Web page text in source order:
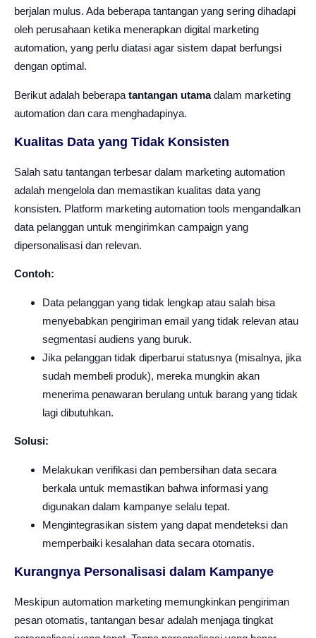
berjalan mulus. Ada beberapa tantangan yang sering dihadapi
oleh perusahaan ketika menerapkan digital marketing
automation, yang perlu diatasi agar sistem dapat berfungsi
dengan optimal.
Berikut adalah beberapa tantangan utamadalam marketing
automation dan cara menghadapinya.
Kualitas Data yang Tidak Konsisten
Salah satu tantangan terbesar dalam marketing automation
adalah mengelola dan memastikan kualitas data yang
konsisten. Platform marketing automation tools mengandalkan
data pelanggan untuk mengirimkan campaign yang
dipersonalisasi dan relevan.
Contoh:
Data pelanggan yang tidak lengkap atau salah bisa
menyebabkan pengiriman email yang tidak relevan atau
segmentasi audiens yang buruk.
Jika pelanggan tidak diperbarui statusnya (misalnya, jika
sudah membeli produk), mereka mungkin akan
menerima penawaran berulang untuk barang yang tidak
lagi dibutuhkan.
Solusi:
Melakukan verifikasi dan pembersihan data secara
berkala untuk memastikan bahwa informasi yang
digunakan dalam kampanye selalu tepat.
Mengintegrasikan sistem yang dapat mendeteksi dan
memperbaiki kesalahan data secara otomatis.
Kurangnya Personalisasi dalam Kampanye
Meskipun automation marketing memungkinkan pengiriman
pesan otomatis, tantangan besar adalah menjaga tingkat